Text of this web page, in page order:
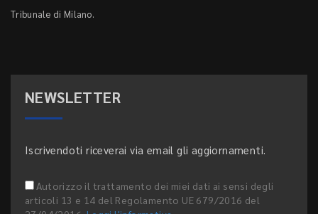
Tribunale di Milano.
NEWSLETTER
Iscrivendoti riceverai via email gli aggiornamenti.
Autorizzo il trattamento dei miei dati ai sensi degli
articoli 13 e 14 del Regolamento UE 679/2016 del